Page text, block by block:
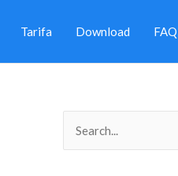
Tarifa Download FAQ